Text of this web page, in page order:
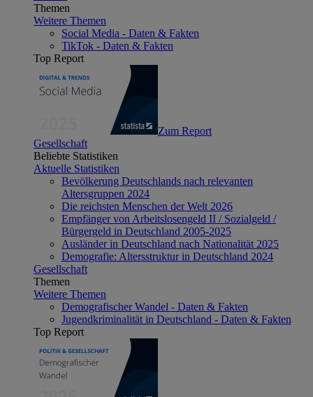
Themen
Weitere Themen
Social Media - Daten & Fakten
TikTok - Daten & Fakten
Top Report
Zum Report
Gesellschaft
Beliebte Statistiken
Aktuelle Statistiken
Bevölkerung Deutschlands nach relevanten
Altersgruppen 2024
Die reichsten Menschen der Welt 2026
Empfänger von Arbeitslosengeld II / Sozialgeld /
Bürgergeld in Deutschland 2005-2025
Ausländer in Deutschland nach Nationalität 2025
Demografie: Altersstruktur in Deutschland 2024
Gesellschaft
Themen
Weitere Themen
Demografischer Wandel - Daten & Fakten
Jugendkriminalität in Deutschland - Daten & Fakten
Top Report